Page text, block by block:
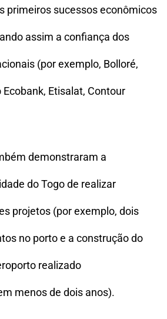
primeiros sucessos econômicos
assim a confiança dos
(por exemplo, Bolloré,
Ecobank, Etisalat, Contour
demonstraram a
do Togo de realizar
projetos (por exemplo, dois
no porto e a construção do
realizado
menos de dois anos).